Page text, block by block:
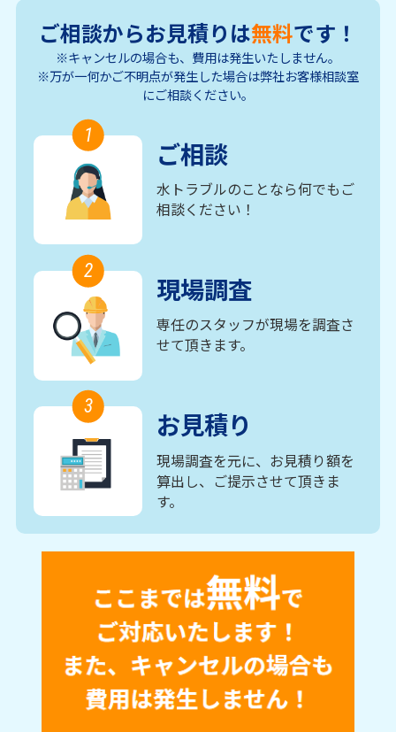
ご相談からお見積りは無料です！
※キャンセルの場合も、費用は発生いたしません。
※万が一何かご不明点が発生した場合は弊社お客様相談室
にご相談ください。
1
ご相談
水トラブルのことなら何でもご
相談ください！
2
現場調査
専任のスタッフが現場を調査さ
せて頂きます。
3
お見積り
現場調査を元に、お見積り額を
算出し、ご提示させて頂きま
す。